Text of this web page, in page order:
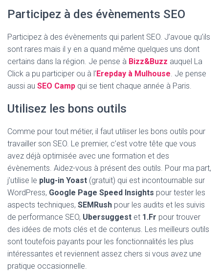
Participez à des évènements SEO
Participez à des évènements qui parlent SEO. J’avoue qu’ils
sont rares mais il y en a quand même quelques uns dont
certains dans la région. Je pense à Bizz&Buzz auquel La
Click a pu participer ou à l’ Erepday à Mulhouse. Je pense
aussi au SEO Camp qui se tient chaque année à Paris.
Utilisez les bons outils
Comme pour tout métier, il faut utiliser les bons outils pour
travailler son SEO. Le premier, c’est votre tête que vous
avez déjà optimisée avec une formation et des
évènements. Aidez-vous à présent des outils. Pour ma part,
j’utilise le plug-in Yoast (gratuit) qui est incontournable sur
WordPress, Google Page Speed Insights pour tester les
aspects techniques, SEMRush pour les audits et les suivis
de performance SEO, Ubersuggest et 1.Fr pour trouver
des idées de mots clés et de contenus. Les meilleurs outils
sont toutefois payants pour les fonctionnalités les plus
intéressantes et reviennent assez chers si vous avez une
pratique occasionnelle.